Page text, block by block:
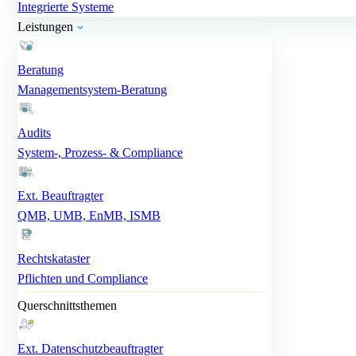
Integrierte Systeme
Leistungen
Beratung
Managementsystem-Beratung
Audits
System-, Prozess- & Compliance
Ext. Beauftragter
QMB, UMB, EnMB, ISMB
Rechtskataster
Pflichten und Compliance
Querschnittsthemen
Ext. Datenschutzbeauftragter